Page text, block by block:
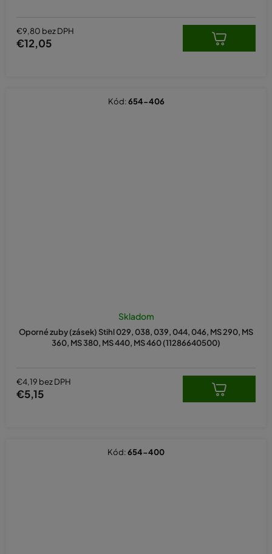
€9,80 bez DPH
€12,05
Oporné zuby (zásek) Stihl 029, 038, 039, 044, 046, MS 290, MS
360, MS 380, MS 440, MS 460 (11286640500)
Skladom
€4,19 bez DPH
€5,15
Kód:654-406
Kód:654-400